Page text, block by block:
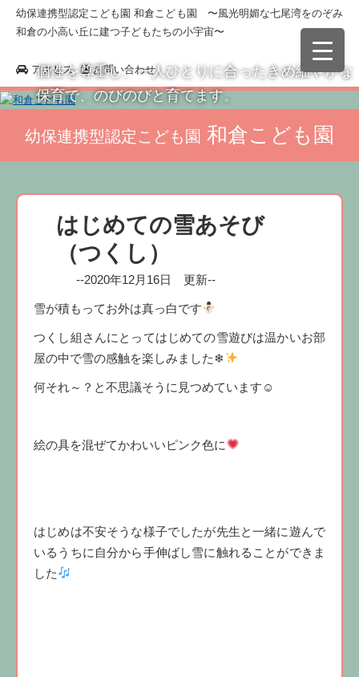
幼保連携型認定こども園 和倉こども園 〜風光明媚な七尾湾をのぞみ
和倉の小高い丘に建つ子どもたちの小宇宙〜
アクセス お問い合わせ
個性を尊重し、一人ひとりに合ったきめ細やかな
保育で、のびのびと育てます。
幼保連携型認定こども園 和倉こども園
はじめての雪あそび
（つくし）
--2020年12月16日 更新--
雪が積もってお外は真っ白です
つくし組さんにとってはじめての雪遊びは温かいお部
屋の中で雪の感触を楽しみました❄
何それ～？と不思議そうに見つめています☺
絵の具を混ぜてかわいいピンク色に
はじめは不安そうな様子でしたが先生と一緒に遊んで
いるうちに自分から手伸ばし雪に触れることができま
した